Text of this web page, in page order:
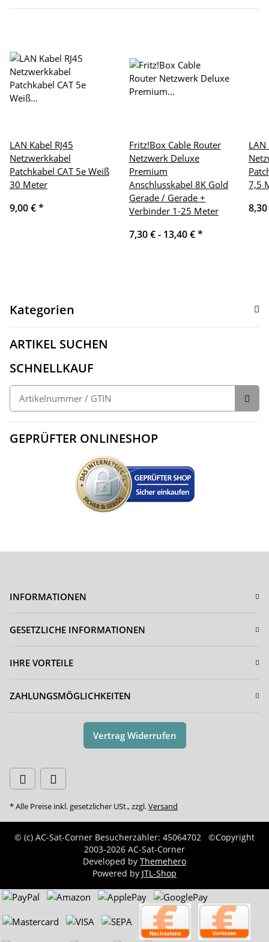
LAN Kabel RJ45
Netzwerkkabel
Patchkabel CAT 5e Weiß
30 Meter
9,00 €*
Fritz!Box Cable Router
Netzwerk Deluxe
Premium
Anschlusskabel 8K Gold
Gerade / Gerade +
Verbinder 1-25 Meter
7,30 € - 13,40 €*
LAN
7,5
Kategorien
ARTIKEL SUCHEN
SCHNELLKAUF
GEPRÜFTER ONLINESHOP
INFORMATIONEN
GESETZLICHE INFORMATIONEN
IHRE VORTEILE
ZAHLUNGSMÖGLICHKEITEN
Vertrag Widerrufen
* Alle Preise inkl. gesetzlicher USt., zzgl.Versand
© (c) AC-Sat-Corner Besucherzähler: 45064702
©Copyright
2003-2026 AC-Sat-Corner
Developed by Themehero
Powered by JTL-Shop